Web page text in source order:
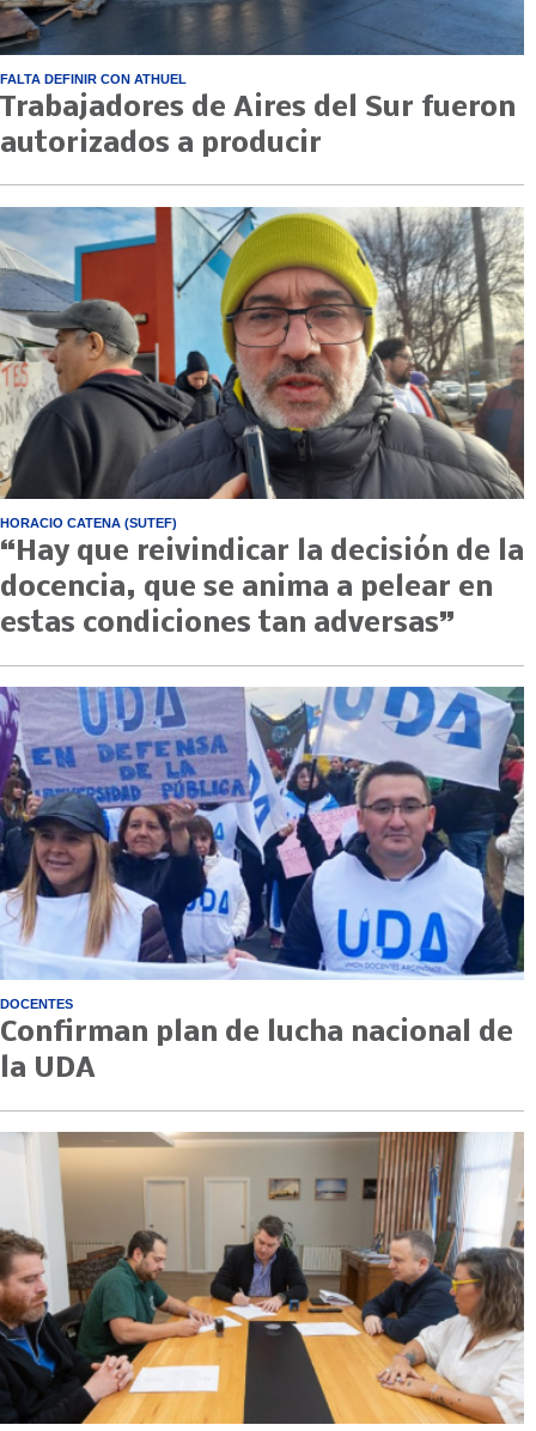
FALTA DEFINIR CON ATHUEL
Trabajadores de Aires del Sur fueron
autorizados a producir
HORACIO CATENA (SUTEF)
“Hay que reivindicar la decisión de la
docencia, que se anima a pelear en
estas condiciones tan adversas”
DOCENTES
Confirman plan de lucha nacional de
la UDA